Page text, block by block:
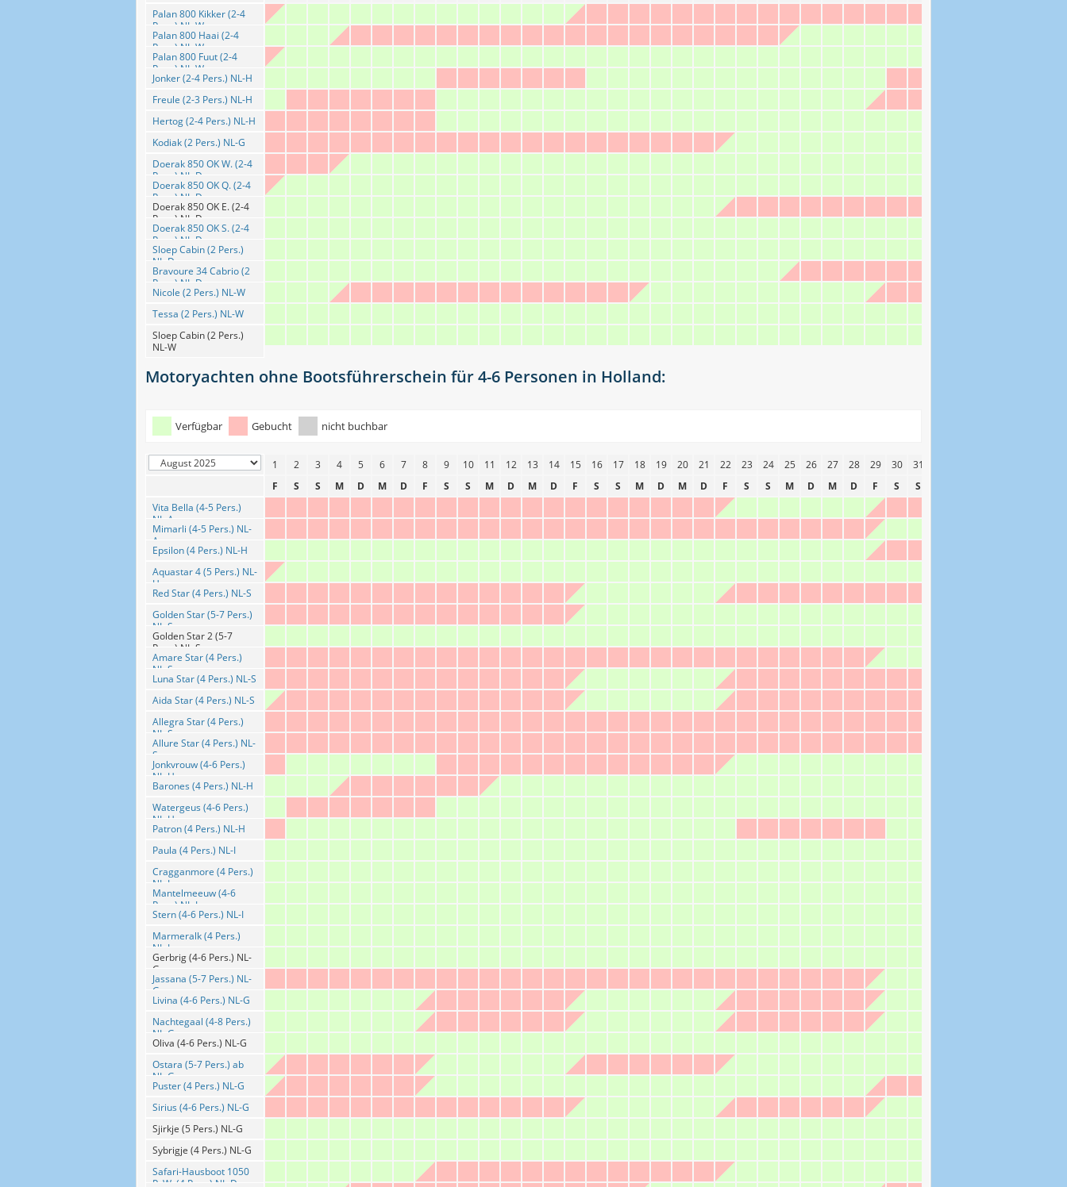
Palan 800 Kikker (2-4
Pers.) NL-Wo
Palan 800 Haai (2-4
Pers.) NL-Wo
Palan 800 Fuut (2-4
Pers.) NL-Wo
Jonker (2-4 Pers.) NL-H
Freule (2-3 Pers.) NL-H
Hertog (2-4 Pers.) NL-H
Kodiak (2 Pers.) NL-G
Doerak 850 OK W. (2-4
Pers.) NL-D
Doerak 850 OK Q. (2-4
Pers.) NL-D
Doerak 850 OK E. (2-4
Pers.) NL-D
Doerak 850 OK S. (2-4
Pers.) NL-D
Sloep Cabin (2 Pers.)
NL-D
Bravoure 34 Cabrio (2
Pers.) NL-D
Nicole (2 Pers.) NL-W
Tessa (2 Pers.) NL-W
Sloep Cabin (2 Pers.)
NL-W
Motoryachten ohne Bootsführerschein für 4-6 Personen in Holland:
Verfügbar Gebucht nicht buchbar
1 2 3 4 5 6 7 8 9 10 11 12 13 14 15 16 17 18 19 20 21 22 23 24 25 26 27 28 29 30
31
F
S S M D M D F S S M D M D F S S M D M D F S S M D M D F S
S
Vita Bella (4-5 Pers.)
NL-A
Mimarli (4-5 Pers.) NL-
A
Epsilon (4 Pers.) NL-H
Aquastar 4 (5 Pers.) NL-
H
Red Star (4 Pers.) NL-S
Golden Star (5-7 Pers.)
NL-S
Golden Star 2 (5-7
Pers.) NL-S
Amare Star (4 Pers.)
NL-S
Luna Star (4 Pers.) NL-S
Aida Star (4 Pers.) NL-S
Allegra Star (4 Pers.)
NL-S
Allure Star (4 Pers.) NL-
S
Jonkvrouw (4-6 Pers.)
NL-H
Barones (4 Pers.) NL-H
Watergeus (4-6 Pers.)
NL-H
Patron (4 Pers.) NL-H
Paula (4 Pers.) NL-I
Cragganmore (4 Pers.)
NL-I
Mantelmeeuw (4-6
Pers.) NL-I
Stern (4-6 Pers.) NL-I
Marmeralk (4 Pers.)
NL-I
Gerbrig (4-6 Pers.) NL-
G
Jassana (5-7 Pers.) NL-
G
Livina (4-6 Pers.) NL-G
Nachtegaal (4-8 Pers.)
NL-G
Oliva (4-6 Pers.) NL-G
Ostara (5-7 Pers.) ab
NL-G
Puster (4 Pers.) NL-G
Sirius (4-6 Pers.) NL-G
Sjirkje (5 Pers.) NL-G
Sybrigje (4 Pers.) NL-G
Safari-Hausboot 1050
P. W. (4 Pers.) NL-D